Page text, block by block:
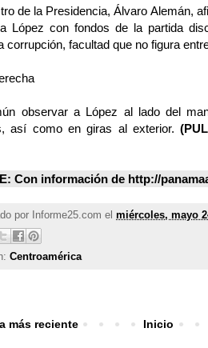
de la Presidencia, Álvaro Alemán,
López con fondos de la partida
corrupción, facultad que no figura
observar a López al lado del
así como en giras al exterior.(
Con información de http://
por Informe25.com el miércoles, mayo
Centroamérica
más reciente Inicio